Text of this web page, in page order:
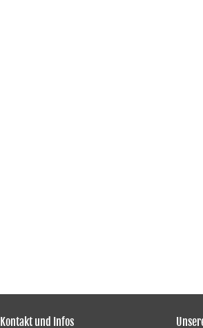
Kontakt und Infos